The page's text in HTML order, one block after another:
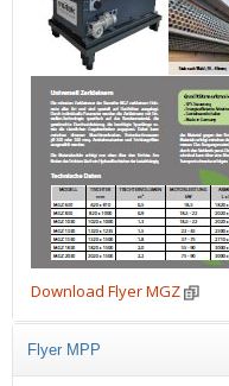
Download Flyer MGZ
Flyer MPP